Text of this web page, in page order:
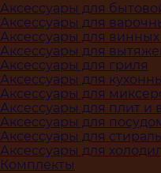
Аксессуары для
Аксессуары для
Аксессуары для
Аксессуары для
Аксессуары для гриля
Аксессуары для
Аксессуары для
Аксессуары для плит и
Аксессуары для
Аксессуары для
Аксессуары для
Комплекты